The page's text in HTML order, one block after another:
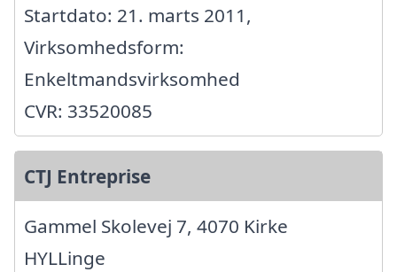
Startdato: 21. marts 2011,
Virksomhedsform:
Enkeltmandsvirksomhed
CVR: 33520085
CTJ Entreprise
Gammel Skolevej 7, 4070 Kirke
HYLLinge